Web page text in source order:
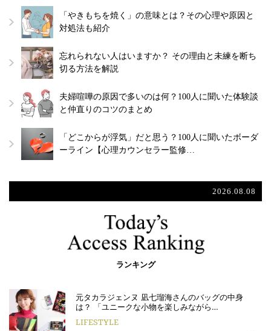
「やきもちを焼く」の意味とは？その心理や原因と
対処法も紹介
忘れられない人はいますか？ その理由と未練を断ち
切る方法を解説
夫婦喧嘩の原因で多いのは何？100人に聞いた体験談
と仲直りのコツのまとめ
「どこからが浮気」だと思う？100人に聞いたボーダ
ーライン【心理カウンセラー監修…
2026.08.08
ランキング
元タカラジェンヌ 凪七瑠海さんのバッグの中身
は？ 「ユニークな小物を楽しみながら…
LIFESTYLE